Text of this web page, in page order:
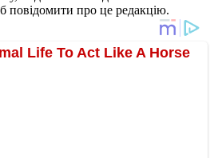
повідомити про це редакцію.